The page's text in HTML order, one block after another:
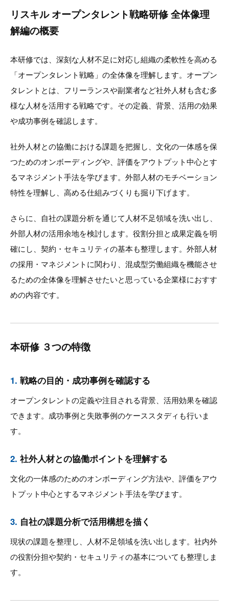
リスキル オープンタレント戦略研修 全体像理
解編の概要
本研修では、深刻な人材不足に対応し組織の柔軟性を高める
「オープンタレント戦略」の全体像を理解します。オープン
タレントとは、フリーランスや副業者など社外人材も含む多
様な人材を活用する戦略です。その定義、背景、活用の効果
や成功事例を確認します。
社外人材との協働における課題を把握し、文化の一体感を保
つためのオンボーディングや、評価をアウトプット中心とす
るマネジメント手法を学びます。外部人材のモチベーション
特性を理解し、高める仕組みづくりも掘り下げます。
さらに、自社の課題分析を通じて人材不足領域を洗い出し、
外部人材の活用余地を検討します。役割分担と成果定義を明
確にし、契約・セキュリティの基本も整理します。外部人材
の採用・マネジメントに関わり、混成型労働組織を機能させ
るための全体像を理解させたいと思っている企業様におすす
めの内容です。
本研修 ３つの特徴
1. 戦略の目的・成功事例を確認する
オープンタレントの定義や注目される背景、活用効果を確認
できます。成功事例と失敗事例のケーススタディも行いま
す。
2. 社外人材との協働ポイントを理解する
文化の一体感のためのオンボーディング方法や、評価をアウ
トプット中心とするマネジメント手法を学びます。
3. 自社の課題分析で活用構想を描く
現状の課題を整理し、人材不足領域を洗い出します。社内外
の役割分担や契約・セキュリティの基本についても整理しま
す。